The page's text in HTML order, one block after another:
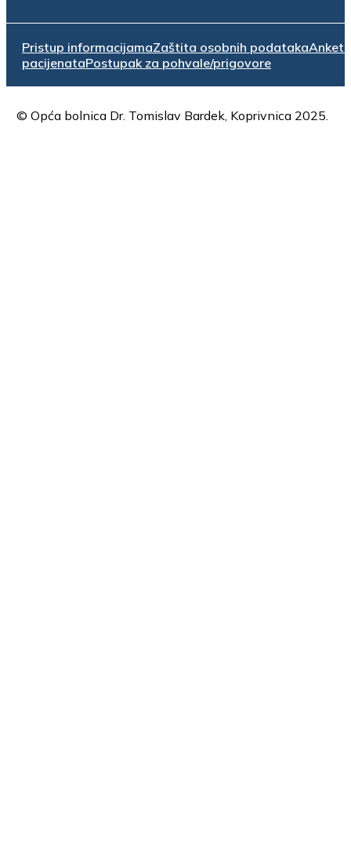
Pristup informacijamaZaštita osobnih podatakaAnketa
pacijenataPostupak za pohvale/prigovore
© Opća bolnica Dr. Tomislav Bardek, Koprivnica 2025.